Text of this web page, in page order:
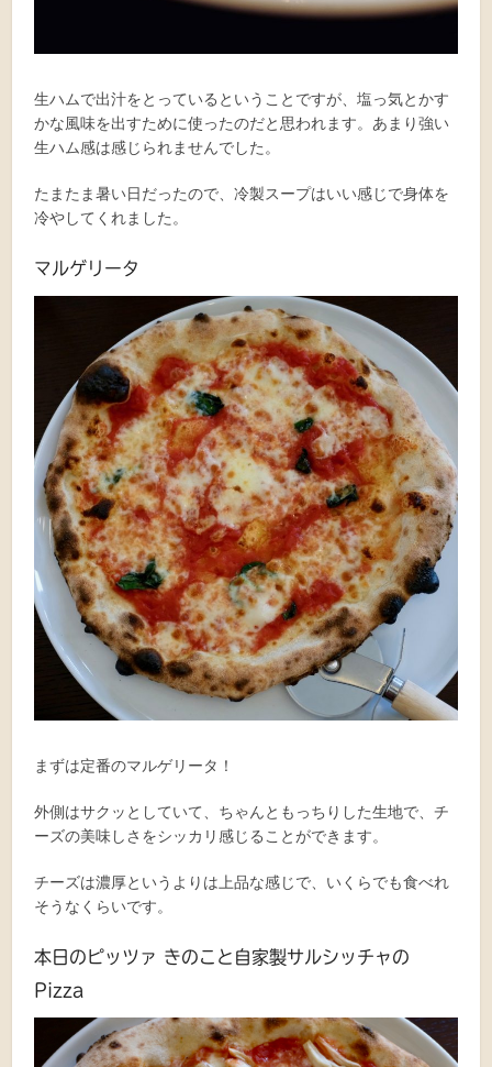
生ハムで出汁をとっているということですが、塩っ気とかす
かな風味を出すために使ったのだと思われます。あまり強い
生ハム感は感じられませんでした。
たまたま暑い日だったので、冷製スープはいい感じで身体を
冷やしてくれました。
マルゲリータ
まずは定番のマルゲリータ！
外側はサクッとしていて、ちゃんともっちりした生地で、チ
ーズの美味しさをシッカリ感じることができます。
チーズは濃厚というよりは上品な感じで、いくらでも食べれ
そうなくらいです。
本日のピッツァ きのこと自家製サルシッチャの
Pizza